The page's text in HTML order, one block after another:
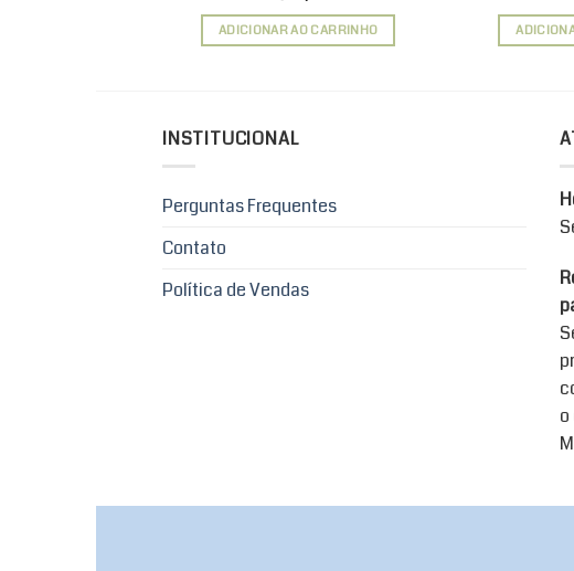
ADICIONAR AO CARRINHO
INSTITUCIONAL
Perguntas Frequentes
Contato
Política de Vendas